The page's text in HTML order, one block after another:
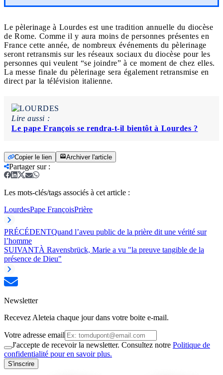
Le pèlerinage à Lourdes est une tradition annuelle du diocèse
de Rome. Comme il y aura moins de personnes présentes en
France cette année, de nombreux événements du pèlerinage
seront retransmis sur les réseaux sociaux du diocèse pour les
personnes qui veulent “se joindre” à ce moment de chez elles.
La messe finale du pèlerinage sera également retransmise en
direct par la télévision italienne.
Lire aussi :
Le pape François se rendra-t-il bientôt à Lourdes ?
Copier le lien Archiver l'article
Partager sur:
Les mots-clés/tags associés à cet article :
LourdesPape FrançoisPrière
PRÉCÉDENTQuand l’aveu public de la prière dit une vérité sur
l’homme
SUIVANTÀ Ravensbrück, Marie a vu "la preuve tangible de la
présence de Dieu"
Newsletter
Recevez Aleteia chaque jour dans votre boite e-mail.
Votre adresse email
J'accepte de recevoir la newsletter. Consultez notre Politique de
confidentialité pour en savoir plus.
S'inscrire